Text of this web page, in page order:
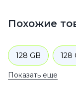
Похожие
128 GB 128
128 GB
Показать еще